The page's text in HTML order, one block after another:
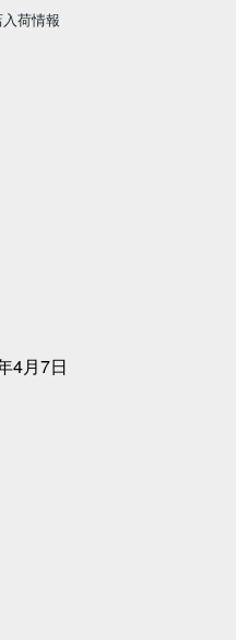
荷情報
4月7日